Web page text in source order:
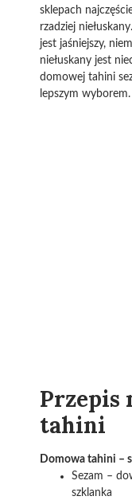
sklepach
rzadziej
jest jaśniejszy,
niełuskany jest
domowej tahini
lepszym wyborem.
Przepis
tahini
Domowa tahini –
Sezam –
szklanka